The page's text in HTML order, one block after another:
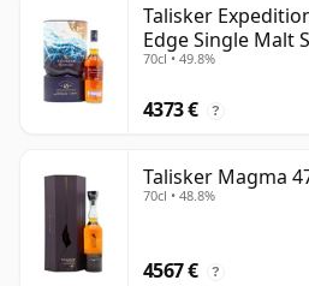
Talisker
Edge Single Malt
70cl • 49.8%
4373 € ?
Talisker Magma
70cl • 48.8%
4567 € ?